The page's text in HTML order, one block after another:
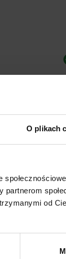
O plikach
od
o
jest do